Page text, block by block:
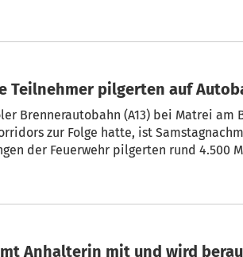
Teilnehmer pilgerten auf
Brennerautobahn (A13) bei Matrei am
zur Folge hatte, ist
der Feuerwehr pilgerten rund 4.500
Anhalterin mit und wird